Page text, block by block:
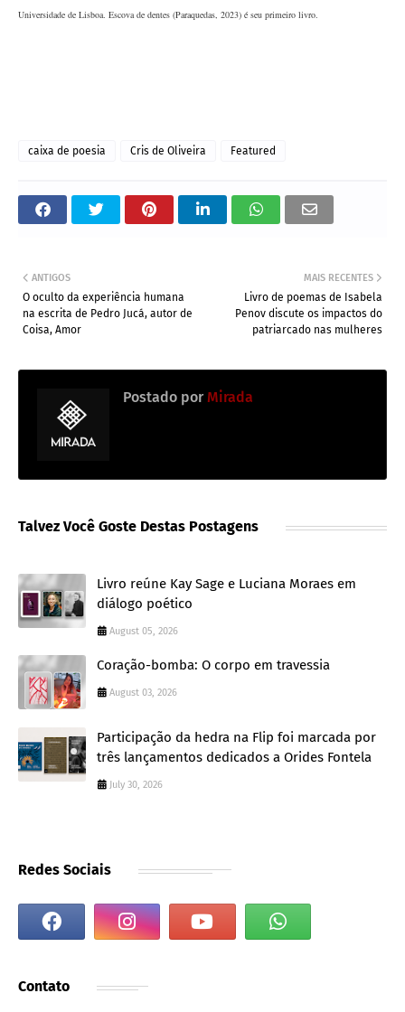
Universidade de Lisboa. Escova de dentes (Paraquedas, 2023) é seu primeiro livro.
caixa de poesia Cris de Oliveira Featured
MAIS RECENTES
Livro de poemas de Isabela
Penov discute os impactos do
patriarcado nas mulheres
ANTIGOS
O oculto da experiência humana
na escrita de Pedro Jucá, autor de
Coisa, Amor
Postado por Mirada
Talvez Você Goste Destas Postagens
Livro reúne Kay Sage e Luciana Moraes em
diálogo poético
August 05, 2026
Coração-bomba: O corpo em travessia
August 03, 2026
Participação da hedra na Flip foi marcada por
três lançamentos dedicados a Orides Fontela
July 30, 2026
Redes Sociais
Contato